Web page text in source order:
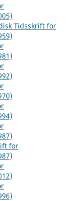
Tidsskrift for
for